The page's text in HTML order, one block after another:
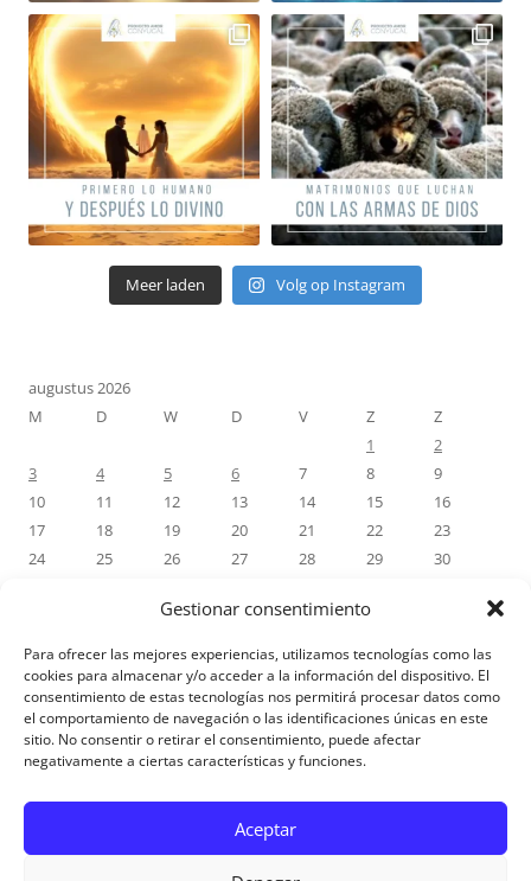
Gestionar consentimiento
Para ofrecer las mejores experiencias, utilizamos tecnologías como las
cookies para almacenar y/o acceder a la información del dispositivo. El
consentimiento de estas tecnologías nos permitirá procesar datos como
el comportamiento de navegación o las identificaciones únicas en este
sitio. No consentir o retirar el consentimiento, puede afectar
negativamente a ciertas características y funciones.
Aceptar
Meer laden Volg op Instagram
augustus 2026
M
D W D V Z
Z
1
2
3
4 5 6 7 8
9
10
11 12 13 14 15
16
17
18 19 20 21 22
23
24
25 26 27 28 29
30
RECENTE REACTIES